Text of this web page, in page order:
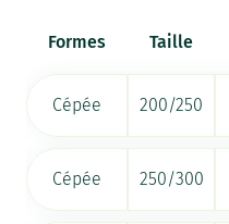
Formes Taille
Cépée 200/250
Cépée 250/300